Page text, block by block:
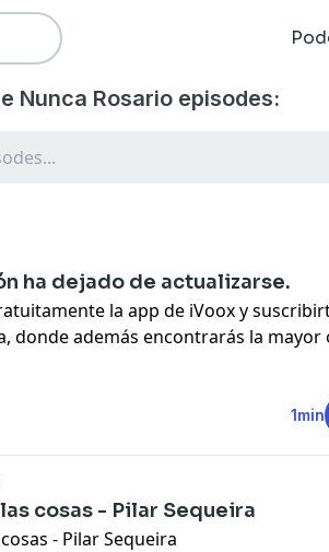
Nunca Rosario episodes:
ha dejado de actualizarse.
la app de iVoox y
donde además encontrarás la mayor
en castellano, o bien hacerlo desde el
1min
cosas - Pilar Sequeira
- Pilar Sequeira